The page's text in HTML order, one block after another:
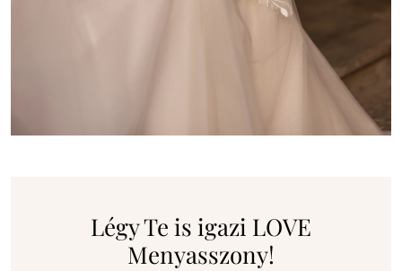
Légy Te is igazi LOVE
Menyasszony!